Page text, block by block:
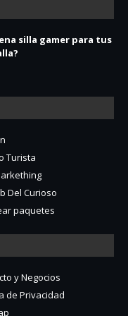
silla gamer para tus
Turista
Del Curioso
paquetes
y Negocios
de Privacidad